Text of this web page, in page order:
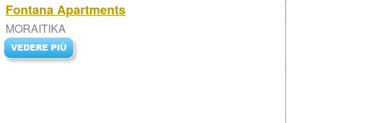
Fontana Apartments
MORAITIKA